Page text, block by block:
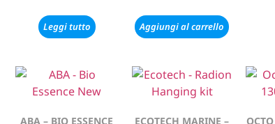
Leggi tutto Aggiungi al carrello
ABA – BIO ESSENCE
ECOTECH MARINE –